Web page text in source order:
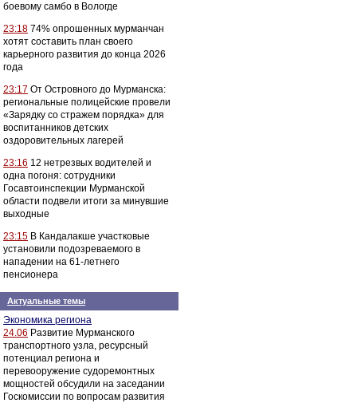
боевому самбо в Вологде
23:18 74% опрошенных мурманчан
хотят составить план своего
карьерного развития до конца 2026
года
23:17 От Островного до Мурманска:
региональные полицейские провели
«Зарядку со стражем порядка» для
воспитанников детских
оздоровительных лагерей
23:16 12 нетрезвых водителей и
одна погоня: сотрудники
Госавтоинспекции Мурманской
области подвели итоги за минувшие
выходные
23:15 В Кандалакше участковые
установили подозреваемого в
нападении на 61-летнего
пенсионера
Актуальные темы
Экономика региона
24.06 Развитие Мурманского
транспортного узла, ресурсный
потенциал региона и
перевооружение судоремонтных
мощностей обсудили на заседании
Госкомиссии по вопросам развития